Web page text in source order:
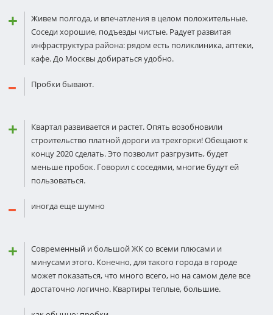
Живем полгода, и впечатления в целом положительные.
Соседи хорошие, подъезды чистые. Радует развитая
инфраструктура района: рядом есть поликлиника, аптеки,
кафе. До Москвы добираться удобно.
Пробки бывают.
Квартал развивается и растет. Опять возобновили
строительство платной дороги из трехгорки! Обещают к
концу 2020 сделать. Это позволит разгрузить, будет
меньше пробок. Говорил с соседями, многие будут ей
пользоваться.
иногда еще шумно
Современный и большой ЖК со всеми плюсами и
минусами этого. Конечно, для такого города в городе
может показаться, что много всего, но на самом деле все
достаточно логично. Квартиры теплые, большие.